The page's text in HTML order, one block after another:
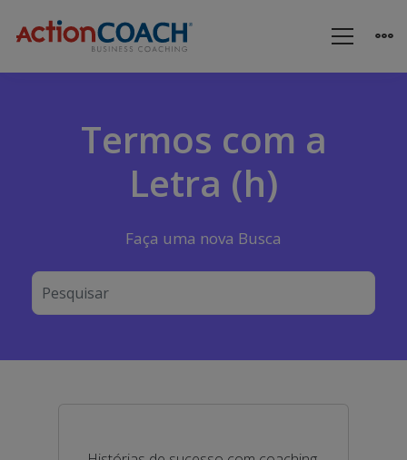
Termos com a
Letra (h)
Faça uma nova Busca